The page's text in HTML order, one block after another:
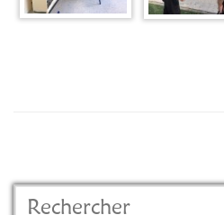
Rechercher